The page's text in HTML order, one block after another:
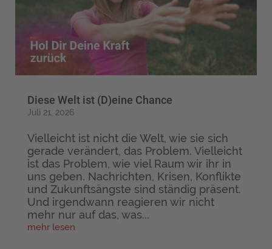
Diese Welt ist (D)eine Chance
Juli 21, 2026
Vielleicht ist nicht die Welt, wie sie sich
gerade verändert, das Problem. Vielleicht
ist das Problem, wie viel Raum wir ihr in
uns geben. Nachrichten, Krisen, Konflikte
und Zukunftsängste sind ständig präsent.
Und irgendwann reagieren wir nicht
mehr nur auf das, was...
mehr lesen